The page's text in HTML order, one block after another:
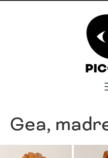
Gea,